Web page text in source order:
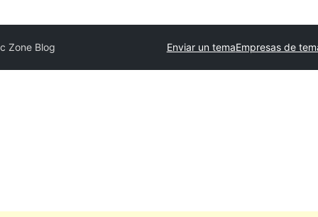
Zone Blog Enviar un temaEmpresas de